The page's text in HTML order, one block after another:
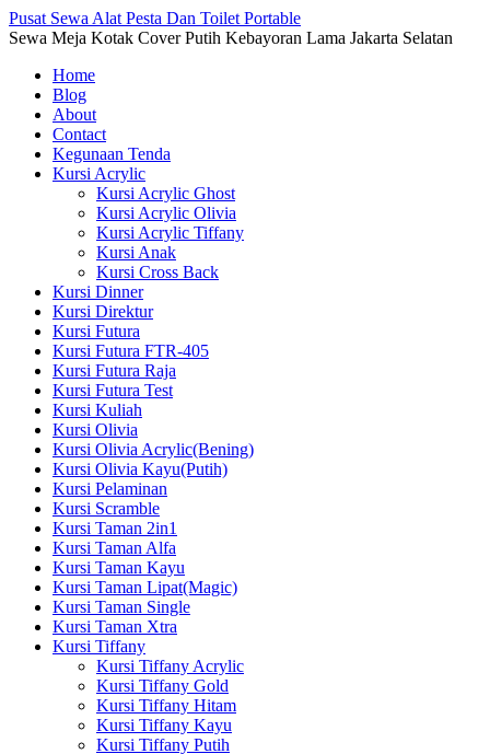
Pusat Sewa Alat Pesta Dan Toilet Portable
Sewa Meja Kotak Cover Putih Kebayoran Lama Jakarta Selatan
Home
Blog
About
Contact
Kegunaan Tenda
Kursi Acrylic
Kursi Acrylic Ghost
Kursi Acrylic Olivia
Kursi Acrylic Tiffany
Kursi Anak
Kursi Cross Back
Kursi Dinner
Kursi Direktur
Kursi Futura
Kursi Futura FTR-405
Kursi Futura Raja
Kursi Futura Test
Kursi Kuliah
Kursi Olivia
Kursi Olivia Acrylic(Bening)
Kursi Olivia Kayu(Putih)
Kursi Pelaminan
Kursi Scramble
Kursi Taman 2in1
Kursi Taman Alfa
Kursi Taman Kayu
Kursi Taman Lipat(Magic)
Kursi Taman Single
Kursi Taman Xtra
Kursi Tiffany
Kursi Tiffany Acrylic
Kursi Tiffany Gold
Kursi Tiffany Hitam
Kursi Tiffany Kayu
Kursi Tiffany Putih